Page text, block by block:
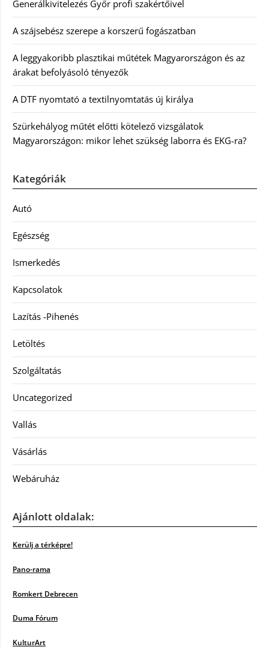
Generálkivitelezés Győr profi szakértőivel
A szájsebész szerepe a korszerű fogászatban
A leggyakoribb plasztikai műtétek Magyarországon és az
árakat befolyásoló tényezők
A DTF nyomtató a textilnyomtatás új királya
Szürkehályog műtét előtti kötelező vizsgálatok
Magyarországon: mikor lehet szükség laborra és EKG-ra?
Kategóriák
Autó
Egészség
Ismerkedés
Kapcsolatok
Lazítás -Pihenés
Letöltés
Szolgáltatás
Uncategorized
Vallás
Vásárlás
Webáruház
Ajánlott oldalak:
Kerülj a térképre!
Pano-rama
Romkert Debrecen
Duma Fórum
KulturArt